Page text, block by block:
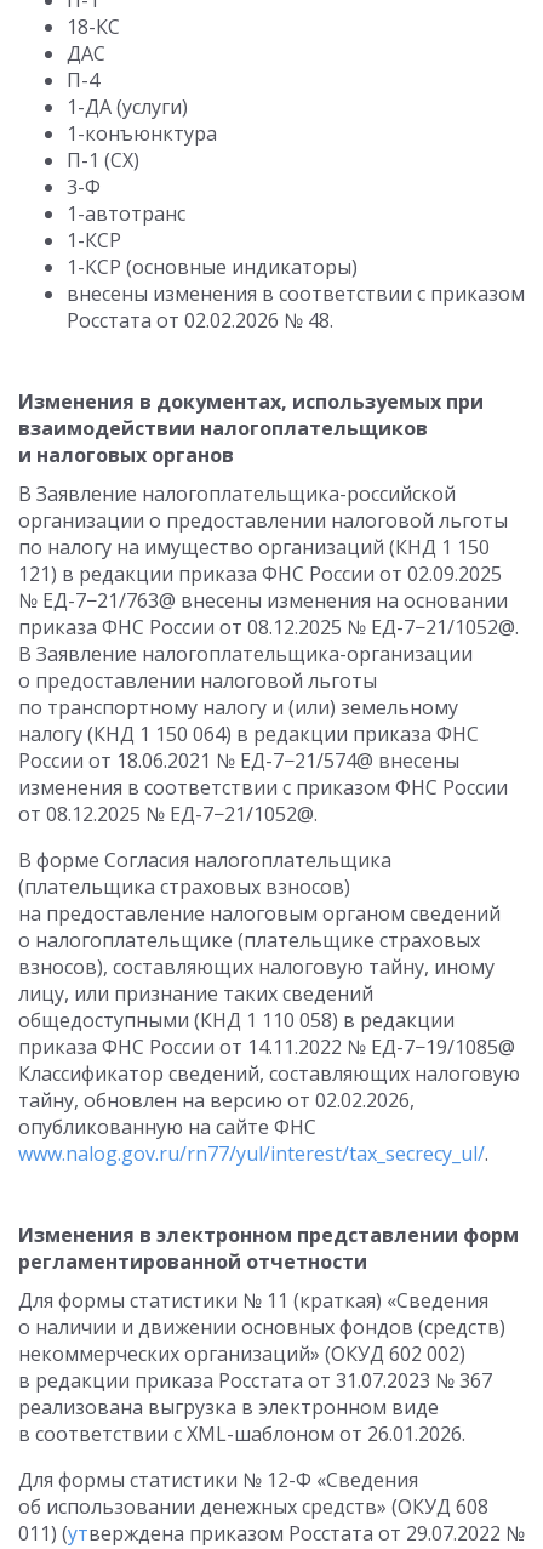
18-КС
ДАС
П-4
1-ДА (услуги)
1-конъюнктура
П-1 (СХ)
3-Ф
1-автотранс
1-КСР
1-КСР (основные индикаторы)
внесены изменения в соответствии с приказом
Росстата от 02.02.2026 № 48.
Изменения в документах, используемых при
взаимодействии налогоплательщиков
и налоговых органов
В Заявление налогоплательщика-российской
организации о предоставлении налоговой льготы
по налогу на имущество организаций (КНД 1 150
121) в редакции приказа ФНС России от 02.09.2025
№ ЕД-7−21/763@ внесены изменения на основании
приказа ФНС России от 08.12.2025 № ЕД-7−21/1052@.
В Заявление налогоплательщика-организации
о предоставлении налоговой льготы
по транспортному налогу и (или) земельному
налогу (КНД 1 150 064) в редакции приказа ФНС
России от 18.06.2021 № ЕД-7−21/574@ внесены
изменения в соответствии с приказом ФНС России
от 08.12.2025 № ЕД-7−21/1052@.
В форме Согласия налогоплательщика
(плательщика страховых взносов)
на предоставление налоговым органом сведений
о налогоплательщике (плательщике страховых
взносов), составляющих налоговую тайну, иному
лицу, или признание таких сведений
общедоступными (КНД 1 110 058) в редакции
приказа ФНС России от 14.11.2022 № ЕД-7−19/1085@
Классификатор сведений, составляющих налоговую
тайну, обновлен на версию от 02.02.2026,
опубликованную на сайте ФНС
www.nalog.gov.ru/rn77/yul/interest/tax_secrecy_ul/.
Изменения в электронном представлении форм
регламентированной отчетности
Для формы статистики № 11 (краткая) «Сведения
о наличии и движении основных фондов (средств)
некоммерческих организаций» (ОКУД 602 002)
в редакции приказа Росстата от 31.07.2023 № 367
реализована выгрузка в электронном виде
в соответствии с XML-шаблоном от 26.01.2026.
Для формы статистики № 12-Ф «Сведения
об использовании денежных средств» (ОКУД 608
011) (утверждена приказом Росстата от 29.07.2022 №